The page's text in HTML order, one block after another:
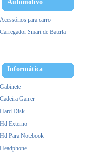
Hikvision
Automotivo
Acessórios para carro
Carregador Smart de Bateria
Informática
Gabinete
Cadeira Gamer
Hard Disk
Hd Externo
Hd Para Notebook
Headphone